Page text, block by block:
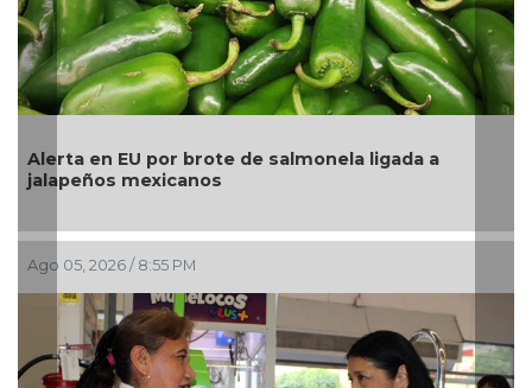
en EU por brote de salmonela ligada a
mexicanos
2026 / 8:55 PM